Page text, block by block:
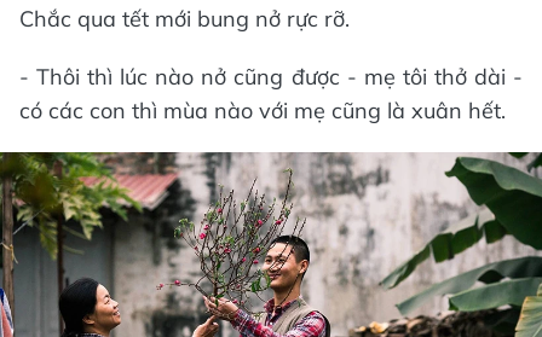
Chắc qua tết mới bung nở rực rỡ.
- Thôi thì lúc nào nở cũng được - mẹ tôi thở dài -
có các con thì mùa nào với mẹ cũng là xuân hết.